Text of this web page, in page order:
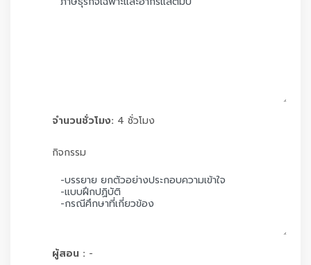
จำนวนชั่วโมง: 4 ชั่วโมง
กิจกรรม
ผู้สอน : -